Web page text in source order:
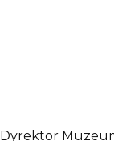
Dyrektor